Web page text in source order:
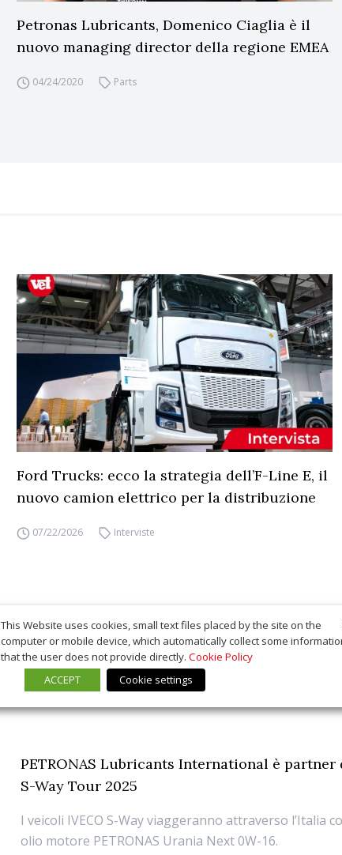
Petronas Lubricants, Domenico Ciaglia è il
nuovo managing director della regione EMEA
04/24/2020 Parts
Ford Trucks: ecco la strategia dell’F-Line E, il
nuovo camion elettrico per la distribuzione
07/22/2026 Interviste
PETRONAS Lubricants International è partner
S-Way Tour 2025
I veicoli IVECO S-Way viaggeranno attraverso l’Italia
olio motore PETRONAS Urania Next 0W-16.
This Website uses cookies, small text files placed by the site on the
computer or mobile device, which automatically collect some
that the user does not provide directly. Cookie Policy
ACCEPT
Cookie settings